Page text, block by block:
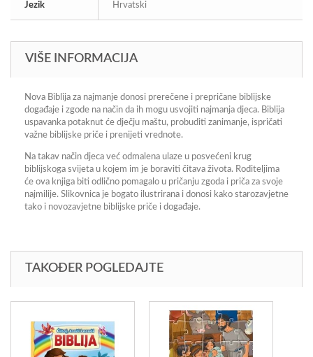
Jezik Hrvatski
VIŠE INFORMACIJA
Nova Biblija za najmanje donosi prerečene i prepričane biblijske
događaje i zgode na način da ih mogu usvojiti najmanja djeca. Biblija
uspavanka potaknut će dječju maštu, probuditi zanimanje, ispričati
važne biblijske priče i prenijeti vrednote.
Na takav način djeca već odmalena ulaze u posvećeni krug
biblijskoga svijeta u kojem im je boraviti čitava života. Roditeljima
će ova knjiga biti odlično pomagalo u pričanju zgoda i priča za svoje
najmilije. Slikovnica je bogato ilustrirana i donosi kako starozavjetne
tako i novozavjetne biblijske priče i događaje.
TAKOĐER POGLEDAJTE